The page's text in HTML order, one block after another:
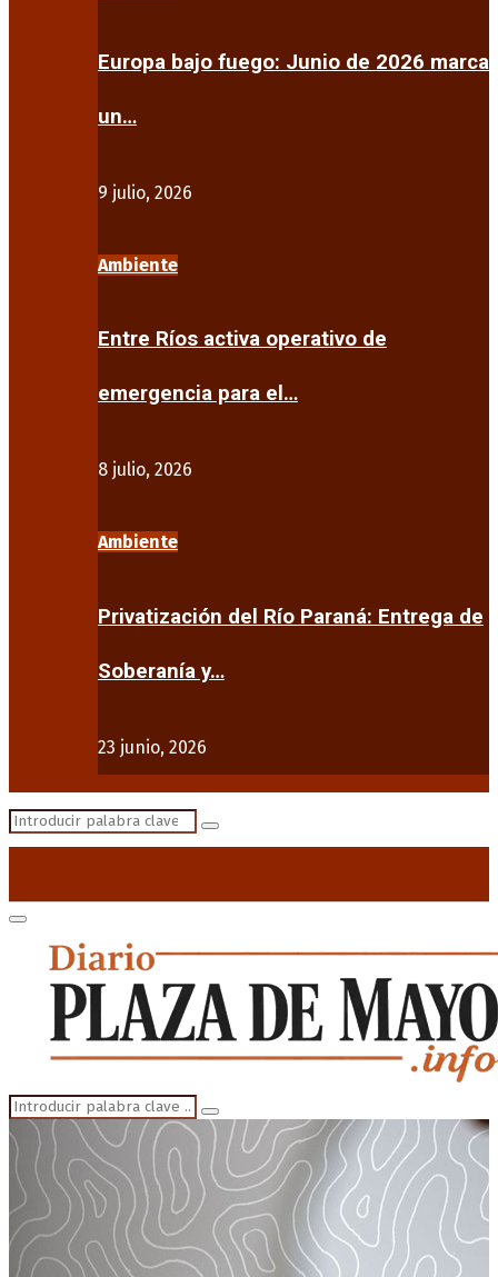
Europa bajo fuego: Junio de 2026 marca
un…
9 julio, 2026
Ambiente
Entre Ríos activa operativo de
emergencia para el…
8 julio, 2026
Ambiente
Privatización del Río Paraná: Entrega de
Soberanía y…
23 junio, 2026
Search
Search
Primary
Menu
Search
for:
Search